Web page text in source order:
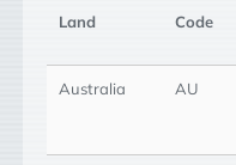
Land Code
Australia AU